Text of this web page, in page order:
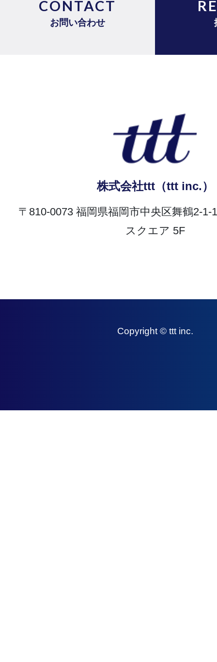
CONTACT
お問い合わせ
株式会社ttt（ttt inc.）
〒810-0073 福岡県福岡市中央区舞鶴2-
スクエア 5F
Copyright © ttt inc.